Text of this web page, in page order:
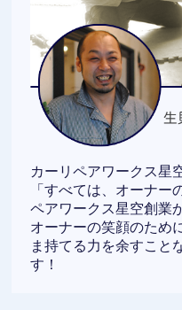
カーリペアワークス星
「すべては、オーナー
ペアワークス星空創業
オーナーの笑顔のため
ま持てる力を余すこと
す！